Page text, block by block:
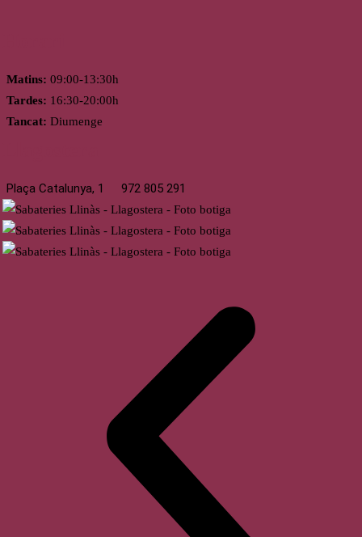
Matins: 09:00-13:30h
Tardes: 16:30-20:00h
Tancat: Diumenge
Plaça Catalunya, 1 972 805 291